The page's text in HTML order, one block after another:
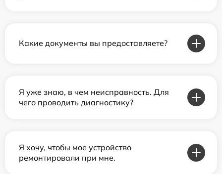
Какие документы вы предоставляете?
Я уже знаю, в чем неисправность. Для
чего проводить диагностику?
Я хочу, чтобы мое устройство
ремонтировали при мне.